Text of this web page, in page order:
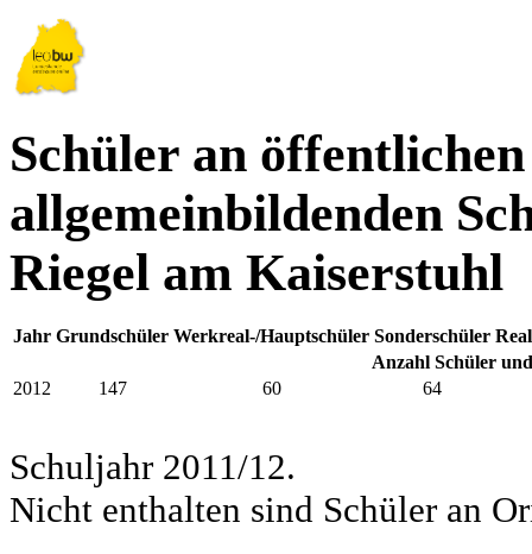
Schüler an
allgemeinbildenden
Riegel am Kaiserstuhl
Jahr Grundschüler Werkreal-/Hauptschüler Sonderschüler
Anzahl Schüler
2012
147 60 64
Schuljahr 2011/12.
Nicht enthalten sind Schüler an